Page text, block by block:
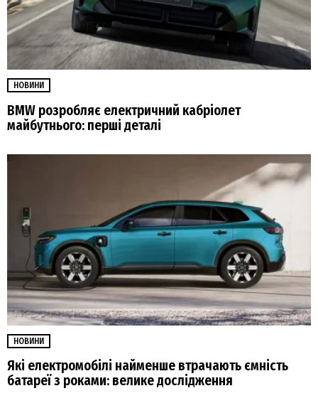
НОВИНИ
BMW розробляє електричний кабріолет
майбутнього: перші деталі
НОВИНИ
Які електромобілі найменше втрачають ємність
батареї з роками: велике дослідження